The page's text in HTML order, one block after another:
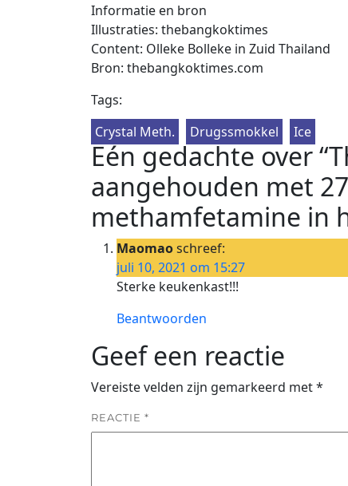
Informatie en bron
Illustraties: thebangkoktimes
Content: Olleke Bolleke in Zuid Thailand
Bron: thebangkoktimes.com
Tags:
Crystal Meth.
Drugssmokkel Ice
Eén gedachte over
aangehouden met
methamfetamine in
Maomaoschreef:
juli 10, 2021 om 15:27
Sterke keukenkast!!!
Beantwoorden
Geef een reactie
Vereiste velden zijn gemarkeerd met*
REACTIE *